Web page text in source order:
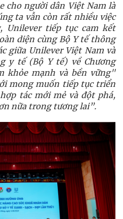
cho người dân Việt Nam là
ta vẫn còn rất nhiều việc
Unilever tiếp tục cam kết
diện cùng Bộ Y tế thông
giữa Unilever Việt Nam và
y tế (Bộ Y tế) về Chương
khỏe mạnh và bền vững"
mong muốn tiếp tục triển
tác mới mẻ và đột phá,
nữa trong tương lai”.